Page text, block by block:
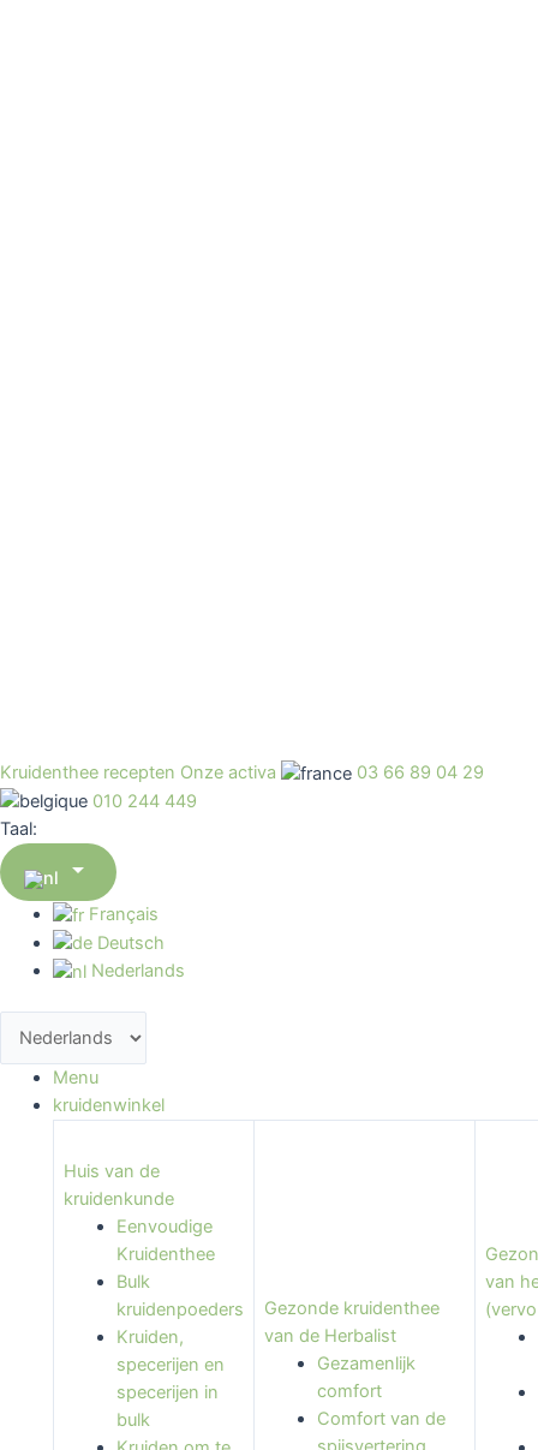
Kruidenthee recepten Onze activa
03 66 89 04 29
010 244 449
Taal:

Français
Deutsch
Nederlands
Menu
kruidenwinkel
Huis van de
kruidenkunde
Eenvoudige
Kruidenthee
Bulk
kruidenpoeders
Kruiden,
specerijen en
specerijen in
bulk
Gezonde kruidenthee
van de Herbalist
Gezamenlijk
comfort
Comfort van de
van